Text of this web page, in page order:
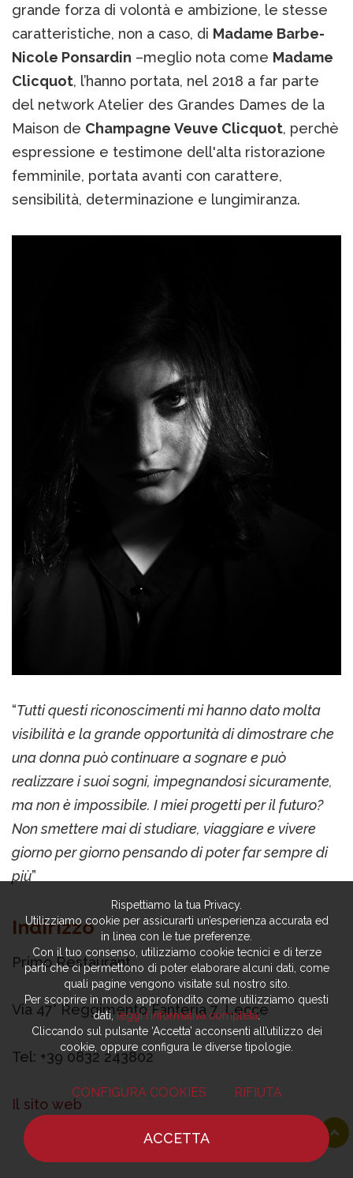
grande forza di volontà e ambizione, le stesse
caratteristiche, non a caso, di Madame Barbe-
Nicole Ponsardin –meglio nota come Madame
Clicquot, l’hanno portata, nel 2018 a far parte
del network Atelier des Grandes Dames de la
Maison de Champagne Veuve Clicquot, perchè
espressione e testimone dell'alta ristorazione
femminile, portata avanti con carattere,
sensibilità, determinazione e lungimiranza.
“Tutti questi riconoscimenti mi hanno dato molta
visibilità e la grande opportunità di dimostrare che
una donna può continuare a sognare e può
realizzare i suoi sogni, impegnandosi sicuramente,
ma non è impossibile. I miei progetti per il futuro?
Non smettere mai di studiare, viaggiare e vivere
giorno per giorno pensando di poter far sempre di
più”
Indirizzo
Primo Restaurant
Via 47° Reggimento Fanteria 7, Lecce
Tel: +39 0832 243802
Il sito web
Rispettiamo la tua Privacy.
Utilizziamo cookie per assicurarti un’esperienza accurata ed
in linea con le tue preferenze.
Con il tuo consenso, utilizziamo cookie tecnici e di terze
parti che ci permettono di poter elaborare alcuni dati, come
quali pagine vengono visitate sul nostro sito.
Per scoprire in modo approfondito come utilizziamo questi
dati,leggi l’informativa completa.
Cliccando sul pulsante ‘Accetta’ acconsenti all’utilizzo dei
cookie, oppure configura le diverse tipologie.
CONFIGURA COOKIES RIFIUTA
ACCETTA